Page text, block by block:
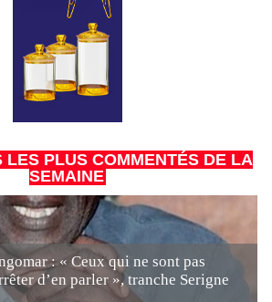
LES PLUS COMMENTÉS DE LA
SEMAINE
: « Ceux qui ne sont pas
d’en parler », tranche Serigne